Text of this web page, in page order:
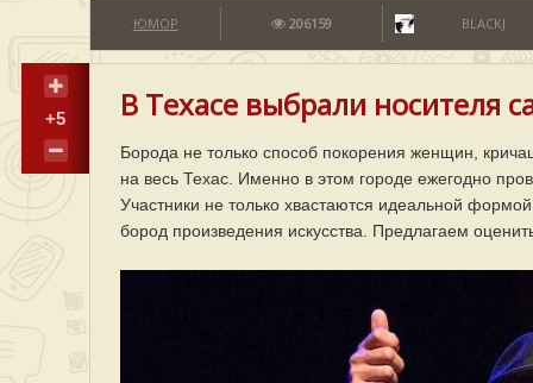
ЮМОР 206159 BLACKJ
+5 В Техасе выбрали носителя
Борода не только способ покорения женщин,
на весь Техас. Именно в этом городе ежегодно
Участники не только хвастаются идеальной
бород произведения искусства. Предлагаем